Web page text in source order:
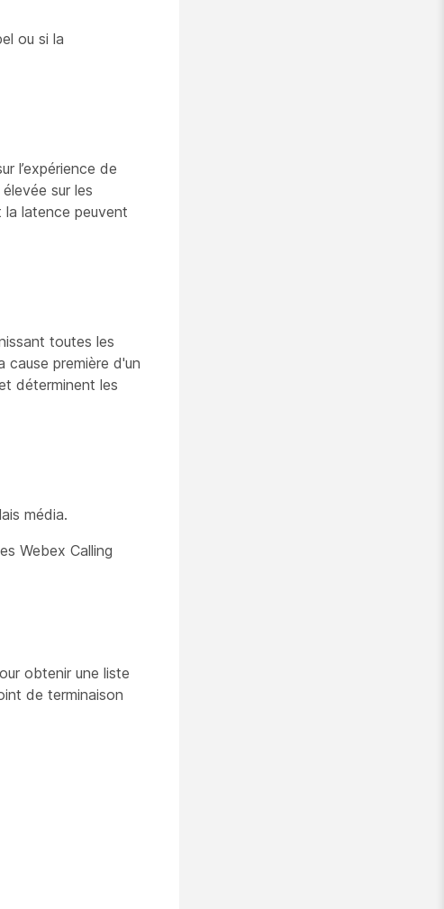
ou si la
l’expérience de
sur les
latence peuvent
toutes les
cause première d'un
déterminent les
média.
Webex Calling
obtenir une liste
de terminaison